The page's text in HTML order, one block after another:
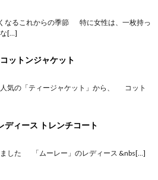
なるこれからの季節 特に女性は、一枚持っ
[…]
ットンジャケット
気の「ティージャケット」から、 コット
ディース トレンチコート
した 「ムーレー」のレディース &nbs[…]